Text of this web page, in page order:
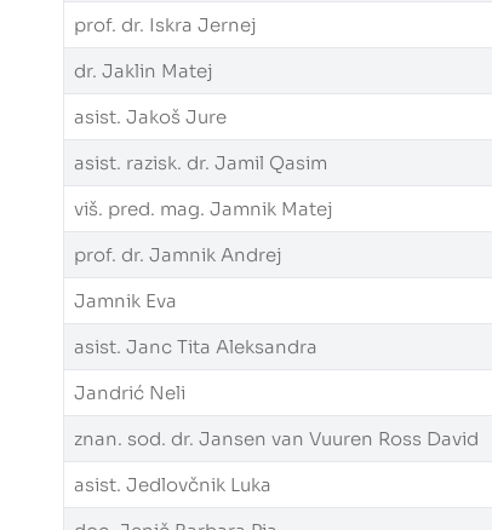
prof. dr. Iskra Jernej
dr. Jaklin Matej
asist. Jakoš Jure
asist. razisk. dr. Jamil Qasim
viš. pred. mag. Jamnik Matej
prof. dr. Jamnik Andrej
Jamnik Eva
asist. Janc Tita Aleksandra
Jandrić Neli
znan. sod. dr. Jansen van Vuuren Ross David
asist. Jedlovčnik Luka